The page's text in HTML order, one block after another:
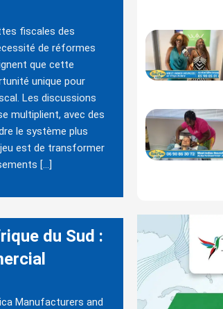
fiscales des
de réformes
que cette
unique pour
Les discussions
multiplient, avec des
le système plus
est de transformer
[…]
du Sud :
Manufacturers and